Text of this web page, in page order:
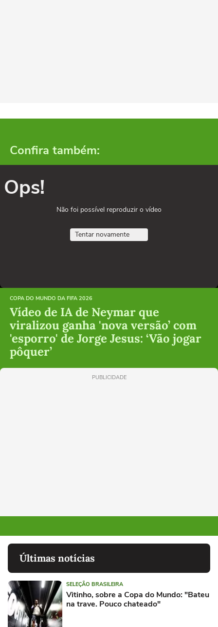
Confira também:
Ops!
Não foi possível reproduzir o vídeo
Tentar novamente
COPA DO MUNDO DA FIFA 2026
Vídeo de IA de Neymar que
viralizou ganha 'nova versão’ com
'esporro' de Jorge Jesus: ‘Vão jogar
pôquer’
PUBLICIDADE
Últimas notícias
SELEÇÃO BRASILEIRA
Vitinho, sobre a Copa do Mundo: "Bateu
na trave. Pouco chateado"